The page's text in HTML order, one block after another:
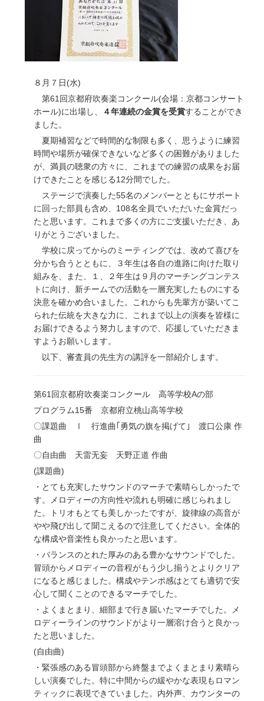
８月７日(水)
第61回京都府吹奏楽コンクール(会場：京都コンサート
ホール)に出場し、
４年連続の金賞を受賞することができ
ました。
夏期補習などで時間的な制限も多く、思うように練習
時間や場所が確保できないなど多くの困難がありました
が、満員の聴衆の方々に、これまでの練習の成果をお届
けできたことを感じる12分間でした。
ステージで演奏した55名のメンバーとともにサポート
に回った部員も含め、108名全員でいただいた金賞だっ
たと思います。これまで多くの方にご支援いただき、あ
りがとうございました。
学校に戻ってからのミーティングでは、改めて喜びを
分かち合うとともに、３年生は各自の進路に向けた取り
組みを、また、１、２年生は９月のマーチングコンテス
トに向け、新チームでの活動を一層充実したものにする
決意を確かめ合いました。これからも先輩方が築いてこ
られた伝統を大きな力に、これまで以上の演奏を皆様に
お届けできるよう努力しますので、応援していただきま
すようお願いします。
以下、審査員の先生方の講評を一部紹介します。
第61回京都府吹奏楽コンクール 高等学校Aの部
プログラム15番 京都府立桃山高等学校
〇課題曲 Ⅰ 行進曲｢勇気の旗を掲げて｣ 渡口公康 作
曲
〇自由曲 天雷无妄 天野正道 作曲
(課題曲)
・とても充実したサウンドのマーチで素晴らしかったで
す。メロディーの方向性や流れも明確に感じられまし
た。トリオもとても美しかったですが、旋律線の高音が
やや飛び出して聞こえるので注意してください。全体的
な構成や音楽性も良かったと思います。
・バランスのとれた厚みのある豊かなサウンドでした。
冒頭からメロディーの音程がもう少し揃うとよりクリア
になると感じました。構成やテンポ感はとても適切で安
心して聞くことのできるマーチでした。
・よくまとまり、細部まで行き届いたマーチでした。メ
ロディーラインのサウンドがより一層溶け合うと良かっ
たと思いました。
(自由曲)
・緊張感のある冒頭部から終盤までよくまとまり素晴ら
しい演奏でした。特に中間からの緩やかな表現もロマン
ティックに表現できていました。内外声、カウンターの